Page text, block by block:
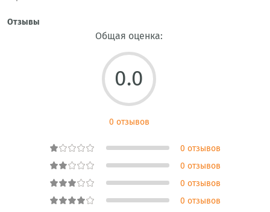
Отзывы
Общая оценка:
0.0
0 отзывов
0 отзывов
0 отзывов
0 отзывов
0 отзывов